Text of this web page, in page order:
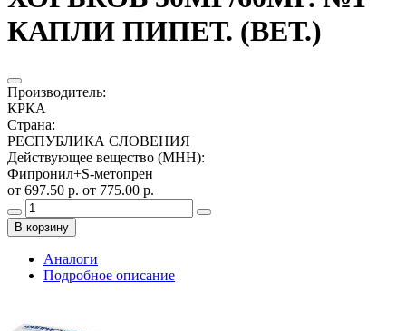
КАПЛИ ПИПЕТ. (ВЕТ.)
Производитель:
КРКА
Страна:
РЕСПУБЛИКА СЛОВЕНИЯ
Действующее вещество (МНН):
Фипронил+S-метопрен
от 697.50 р. от 775.00 р.
В корзину
Аналоги
Подробное описание